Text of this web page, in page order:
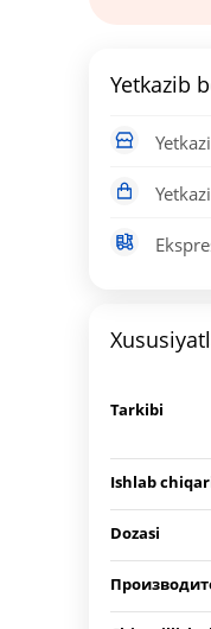
Yetkazib
Tarkibi
Ishlab
Dozasi